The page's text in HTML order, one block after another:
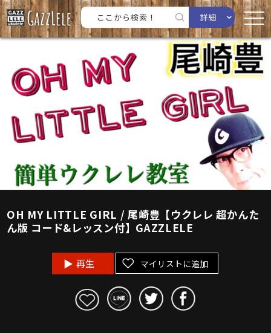
詳細
OH MY LITTLE GIRL / 尾崎豊【ウクレレ 超かんた
ん版 コード&レッスン付】GAZZLELE
再生 マイリストに追加